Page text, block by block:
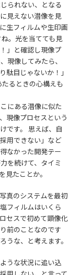
られない、となる
見えない潜像を見
生フィルムや生印画
。光を当てても見
」と確認し現像プ
現像してみたら、
駄目じゃないか！」
るときの心構えも
にある潜像に似た
現像プロセスという
です。 思えば、自
用できない」など
なかった開発テー
を続けて、タイミ
見たことか。
真のシステムを最初
フィルムはいくら
セスで初めて顕像化
前のことなのです
うな、と考えます。
うな状況に追い込